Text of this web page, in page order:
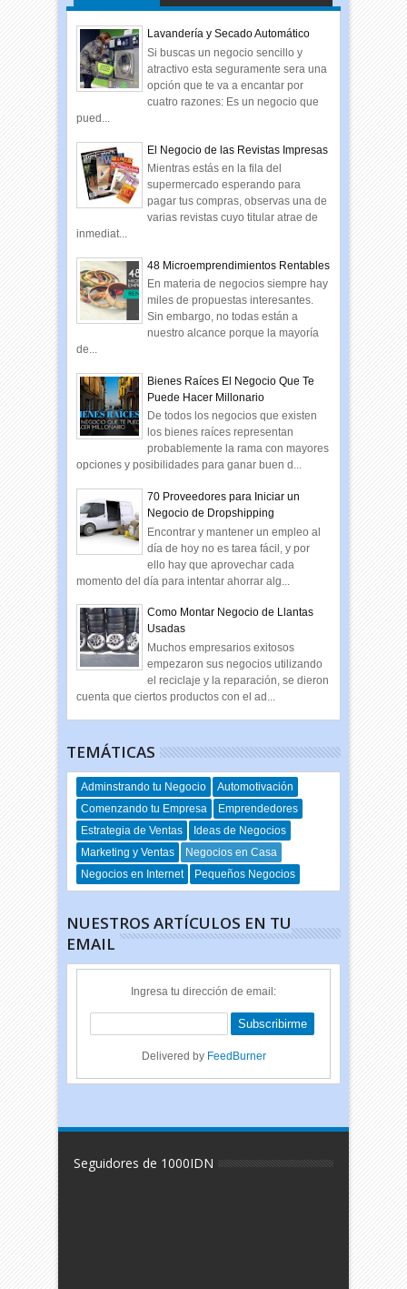
Lavandería y Secado Automático
Si buscas un negocio sencillo y
atractivo esta seguramente sera una
opción que te va a encantar por
cuatro razones: Es un negocio que
pued...
El Negocio de las Revistas Impresas
Mientras estás en la fila del
supermercado esperando para
pagar tus compras, observas una de
varias revistas cuyo titular atrae de
inmediat...
48 Microemprendimientos Rentables
En materia de negocios siempre hay
miles de propuestas interesantes.
Sin embargo, no todas están a
nuestro alcance porque la mayoría
de...
Bienes Raíces El Negocio Que Te
Puede Hacer Millonario
De todos los negocios que existen
los bienes raíces representan
probablemente la rama con mayores
opciones y posibilidades para ganar buen d...
70 Proveedores para Iniciar un
Negocio de Dropshipping
Encontrar y mantener un empleo al
día de hoy no es tarea fácil, y por
ello hay que aprovechar cada
momento del día para intentar ahorrar alg...
Como Montar Negocio de Llantas
Usadas
Muchos empresarios exitosos
empezaron sus negocios utilizando
el reciclaje y la reparación, se dieron
cuenta que ciertos productos con el ad...
TEMÁTICAS
Adminstrando tu Negocio
Automotivación
Comenzando tu Empresa
Emprendedores
Estrategia de Ventas
Ideas de Negocios
Marketing y Ventas
Negocios en Casa
Negocios en Internet
Pequeños Negocios
NUESTROS ARTÍCULOS EN TU
EMAIL
Ingresa tu dirección de email:
Delivered by FeedBurner
Seguidores de 1000IDN